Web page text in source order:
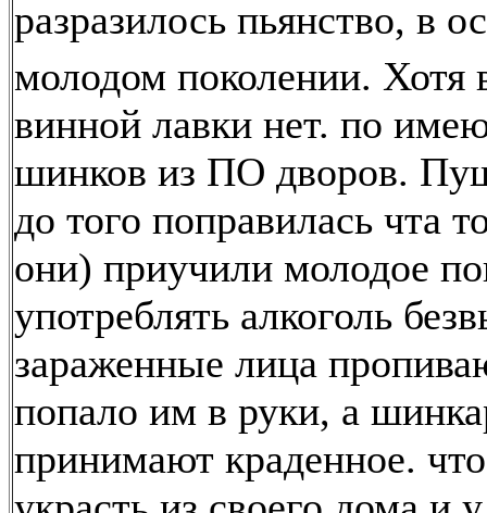
разразилось пьянство, в
молодом поколении.
винной лавки нет. по
шинков из ПО дворов.
до того поправилась чта
они) приучили молодое
употреблять алкоголь
зараженные лица
попало им в руки, а
принимают краденное.